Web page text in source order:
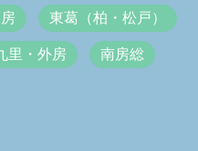
東葛（柏・松戸）
里・外房 南房総